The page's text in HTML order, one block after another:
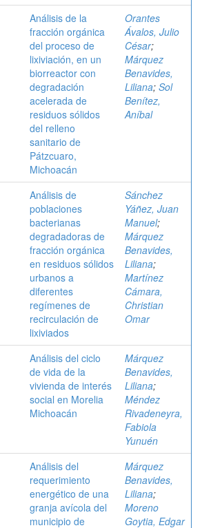
Análisis de la
fracción orgánica
del proceso de
lixiviación, en un
biorreactor con
degradación
acelerada de
residuos sólidos
del relleno
sanitario de
Pátzcuaro,
Michoacán
Orantes
Ávalos, Julio
César;
Márquez
Benavides,
Liliana; Sol
Benítez,
Aníbal
Análisis de
poblaciones
bacterianas
degradadoras de
fracción orgánica
en residuos sólidos
urbanos a
diferentes
regímenes de
recirculación de
lixiviados
Sánchez
Yáñez, Juan
Manuel;
Márquez
Benavides,
Liliana;
Martínez
Cámara,
Christian
Omar
Análisis del ciclo
de vida de la
vivienda de interés
social en Morelia
Michoacán
Márquez
Benavides,
Liliana;
Méndez
Rivadeneyra,
Fabiola
Yunuén
Análisis del
requerimiento
energético de una
granja avícola del
municipio de
Márquez
Benavides,
Liliana;
Moreno
Goytia, Edgar